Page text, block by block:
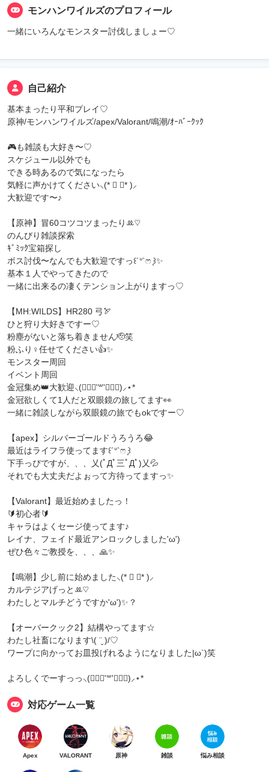
モンハンワイルズのプロフィール
一緒にいろんなモンスター討伐しましょー♡
自己紹介
基本まったり平和プレイ♡
原神/モンハンワイルズ/apex/Valorant/鳴潮/ｵｰﾊﾞｰｸｯｸ
🎮も雑談も大好き〜♡
スケジュール以外でも
できる時あるので気になったら
気軽に声かけてください⸜(* ॑ ॑* )⸝
大歓迎です〜♪
【原神】冒60コツコツまったりꔛ‬♡‪
のんびり雑談探索
ｷﾞﾐｯｸ宝箱探し
ボス討伐〜なんでも大歓迎ですっ꒰´ᐡ`ෆ ͙꒱✨
基本１人でやってきたので
一緒に出来るの凄くテンション上がりますっ♡
【MH:WILDS】HR280 弓🏹
ひと狩り大好きですー♡
粉塵がないと落ち着きません🫡笑
粉ふり♀任せてください👍✨
モンスター周回
イベント周回
金冠集め👑大歓迎⸜(๑⃙⃘'꒳'๑⃙⃘)⸝⋆*
金冠欲しくて1人だと双眼鏡の旅してます👀
一緒に雑談しながら双眼鏡の旅でもokですー♡
【apex】シルバーゴールドうろうろ😂
最近はライフラ使ってます꒰´ᐡ`ෆ ͙꒱
下手っぴですが、、、乂(ﾟДﾟ三ﾟДﾟ)乂💦
それでも大丈夫だよぉって方待ってますっ✨
【Valorant】最近始めましたっ！
🔰初心者🔰
キャラはよくセージ使ってます♪
レイナ、フェイド最近アンロックしました'ω')
ぜひ色々ご教授を、、、🙏✨
【鳴潮】少し前に始めました⸜(* ॑ ॑* )⸝
カルテジアげっとꔛ‬♡‪
わたしとマルチどうですか'ω')✨？
【オーバークック2】結構やってます☆
わたし社畜になります\( ¨̮ )/♡
ワープに向かってお皿投げれるようになりました|ω`)笑
よろしくでーすっっ⸜(๑⃙⃘'꒳'๑⃙⃘)⸝⋆*
対応ゲーム一覧
Apex VALORANT 原神 雑談 悩み相談